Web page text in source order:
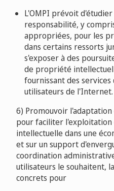
L'OMPI prévoit
responsabilité, y
appropriées, pour les
dans certains ressorts
s'exposer à des
de propriété
fournissant des services
utilisateurs de l'Internet.
6) Promouvoir
pour faciliter
intellectuelle dans une
et sur un support
coordination
utilisateurs le souhaitent,
concrets pour